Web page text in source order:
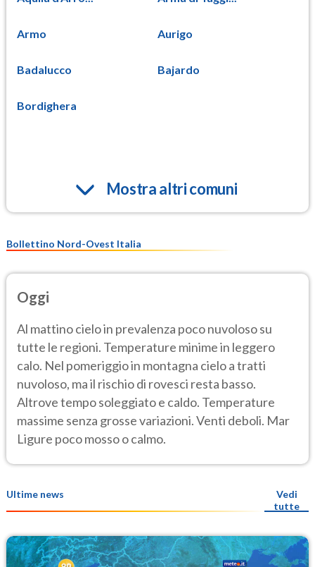
Armo Aurigo
Badalucco Bajardo
Bordighera
Mostra altri comuni
Bollettino Nord-Ovest Italia
Oggi
Al mattino cielo in prevalenza poco nuvoloso su
tutte le regioni. Temperature minime in leggero
calo. Nel pomeriggio in montagna cielo a tratti
nuvoloso, ma il rischio di rovesci resta basso.
Altrove tempo soleggiato e caldo. Temperature
massime senza grosse variazioni. Venti deboli. Mar
Ligure poco mosso o calmo.
Ultime news
Vedi
tutte